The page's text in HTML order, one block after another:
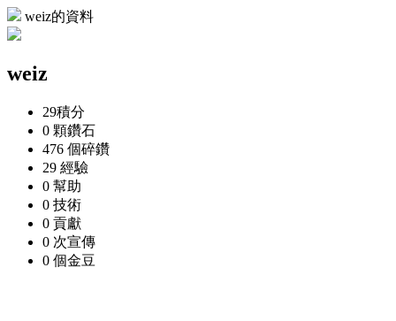
weiz的資料
weiz
29積分
0 顆鑽石
476 個碎鑽
29 經驗
0 幫助
0 技術
0 貢獻
0 次宣傳
0 個金豆